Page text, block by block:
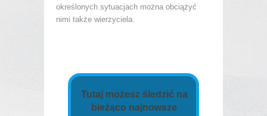
określonych sytuacjach można obciążyć
nimi także wierzyciela.
Tutaj możesz śledzić na
bieżąco najnowsze